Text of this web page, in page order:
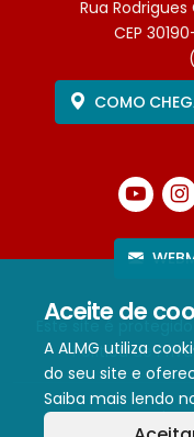
Aceite de
A ALMG utiliza
do seu site e
Saiba mais lendo
Rua
CEP
COMO
Este site é
Política de
Termos de